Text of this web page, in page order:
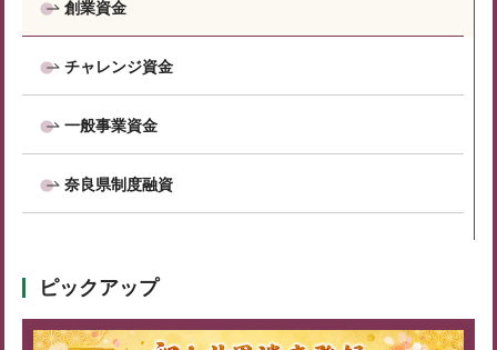
創業資金
チャレンジ資金
一般事業資金
奈良県制度融資
ピックアップ